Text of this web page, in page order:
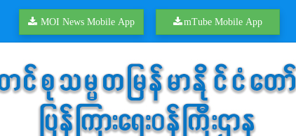
MOI News Mobile App mTube Mobile App